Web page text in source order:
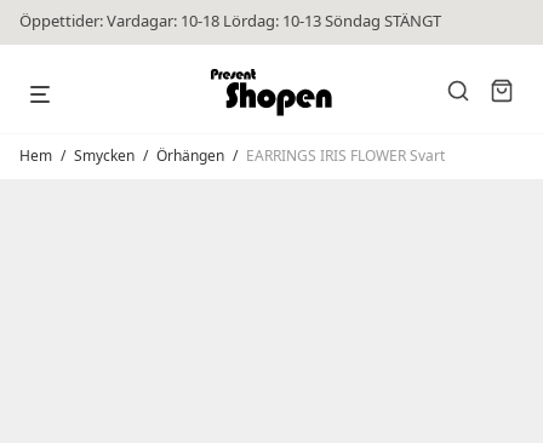
Öppettider: Vardagar: 10-18 Lördag: 10-13 Söndag STÄNGT
Hem / Smycken / Örhängen / EARRINGS IRIS FLOWER Svart